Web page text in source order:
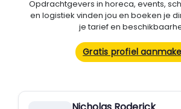
Opdrachtgevers in horeca, events,
en logistiek vinden jou en boeken je
je tarief en
Gratis profiel